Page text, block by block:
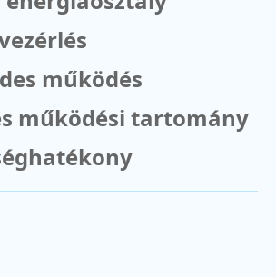
működés
működési tartomány